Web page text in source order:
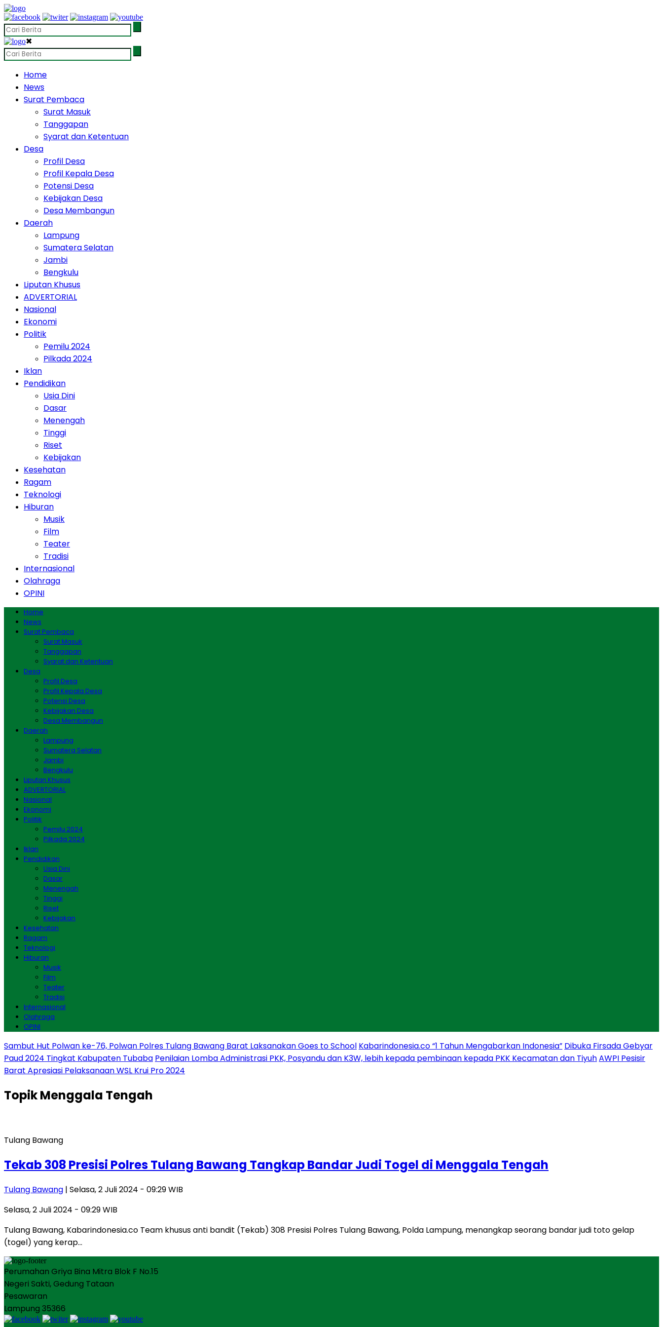
✖
Home
News
Surat Pembaca
Surat Masuk
Tanggapan
Syarat dan Ketentuan
Desa
Profil Desa
Profil Kepala Desa
Potensi Desa
Kebijakan Desa
Desa Membangun
Daerah
Lampung
Sumatera Selatan
Jambi
Bengkulu
Liputan Khusus
ADVERTORIAL
Nasional
Ekonomi
Politik
Pemilu 2024
Pilkada 2024
Iklan
Pendidikan
Usia Dini
Dasar
Menengah
Tinggi
Riset
Kebijakan
Kesehatan
Ragam
Teknologi
Hiburan
Musik
Film
Teater
Tradisi
Internasional
Olahraga
OPINI
Home
News
Surat Pembaca
Surat Masuk
Tanggapan
Syarat dan Ketentuan
Desa
Profil Desa
Profil Kepala Desa
Potensi Desa
Kebijakan Desa
Desa Membangun
Daerah
Lampung
Sumatera Selatan
Jambi
Bengkulu
Liputan Khusus
ADVERTORIAL
Nasional
Ekonomi
Politik
Pemilu 2024
Pilkada 2024
Iklan
Pendidikan
Usia Dini
Dasar
Menengah
Tinggi
Riset
Kebijakan
Kesehatan
Ragam
Teknologi
Hiburan
Musik
Film
Teater
Tradisi
Internasional
Olahraga
OPINI
Sambut Hut Polwan ke-76, Polwan Polres Tulang Bawang Barat Laksanakan Goes to School Kabarindonesia.co “1 Tahun Mengabarkan Indonesia” Dibuka Firsada Gebyar
Paud 2024 Tingkat Kabupaten Tubaba Penilaian Lomba Administrasi PKK, Posyandu dan K3W, lebih kepada pembinaan kepada PKK Kecamatan dan TiyuhAWPI Pesisir
Barat Apresiasi Pelaksanaan WSL Krui Pro 2024
TopikMenggala Tengah
Tulang Bawang
Tekab 308 Presisi Polres Tulang Bawang Tangkap Bandar Judi Togel di Menggala Tengah
Tulang Bawang | Selasa, 2 Juli 2024 - 09:29 WIB
Selasa, 2 Juli 2024 - 09:29 WIB
Tulang Bawang, Kabarindonesia.co Team khusus anti bandit (Tekab) 308 Presisi Polres Tulang Bawang, Polda Lampung, menangkap seorang bandar judi toto gelap
(togel) yang kerap…
Perumahan Griya Bina Mitra Blok F No.15
Negeri Sakti, Gedung Tataan
Pesawaran
Lampung 35366